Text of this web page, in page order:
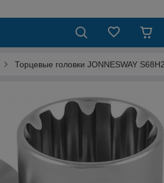
Торцевые головки JONNESWAY